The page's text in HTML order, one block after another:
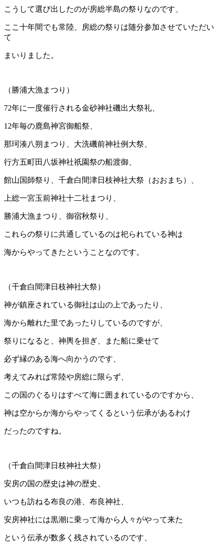
こうして選び出したのが房総半島の祭りなのです、
ここ十年間でも常陸、房総の祭りは随分参加させていただい
て
まいりました。
（勝浦大漁まつり）
72年に一度催行される金砂神社磯出大祭礼、
12年毎の鹿島神宮御船祭、
那珂湊八朔まつり、大洗磯前神社例大祭、
行方五町田八坂神社祇園祭の船渡御、
館山国師祭り、千倉白間津日枝神社大祭（おおまち）、
上総一宮玉前神社十二社まつり、
勝浦大漁まつり、御宿秋祭り、
これらの祭りに共通しているのは祀られている神は
海からやってきたということなのです。
（千倉白間津日枝神社大祭）
神が鎮座されている御社は山の上であったり、
海から離れた里であったりしているのですが、
祭りになると、神輿を担ぎ、また船に乗せて
必ず縁のある海へ向かうのです、
考えてみれば常陸や房総に限らず、
この国のぐるりはすべて海に囲まれているのですから、
神は空からか海からやってくるという伝承があるわけ
だったのですね。
（千倉白間津日枝神社大祭）
安房の国の歴史は神の歴史、
いつも訪ねる布良の港、布良神社、
安房神社には黒潮に乗って海から人々がやって来た
という伝承が数多く残されているのです、